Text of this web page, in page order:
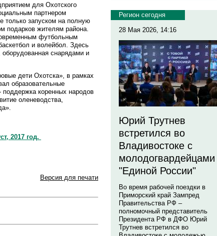
для Охотского
партнером
только запуском на полную
подарков жителям района.
футбольным
и волейбол. Здесь
оборудованная снарядами и
дети Охотска», в рамках
образовательные
коренных народов
оленеводства,
2017 год.
Версия для печати
Регион сегодня
28 Мая 2026, 14:16
Юрий Трутнев
встретился во
Владивостоке с
молодогвардейцами
"Единой России"
Во время рабочей поездки в
Приморский край Зампред
Правительства РФ –
полномочный представитель
Президента РФ в ДФО Юрий
Трутнев встретился во